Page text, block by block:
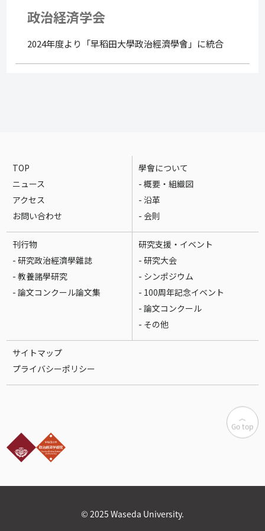
政治経済学会
2024年度より「早稻田大學政治經濟學會」に統合
TOP
ニュース
アクセス
お問い合わせ
學會について
- 概要・組織図
- 沿革
- 会則
刊行物
- 研究政治經濟學雜誌
- 教養諸學研究
- 論文コンクール論文集
研究支援・イベント
- 研究大会
- シンポジウム
- 100周年記念イベント
- 論文コンクール
- その他
サイトマップ
プライバシーポリシー
Go top
© 2025 Waseda University.